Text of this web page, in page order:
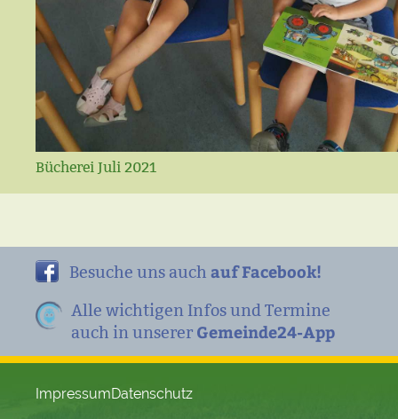
Bücherei Juli 2021
Besuche uns auch auf Facebook!
Alle wichtigen Infos und Termine
auch in unserer Gemeinde24-App
ImpressumDatenschutz